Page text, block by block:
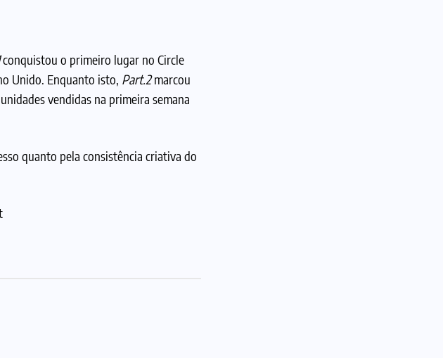
conquistou o primeiro lugar no Circle
Unido. Enquanto isto, Part.2marcou
vendidas na primeira semana
quanto pela consistência criativa do